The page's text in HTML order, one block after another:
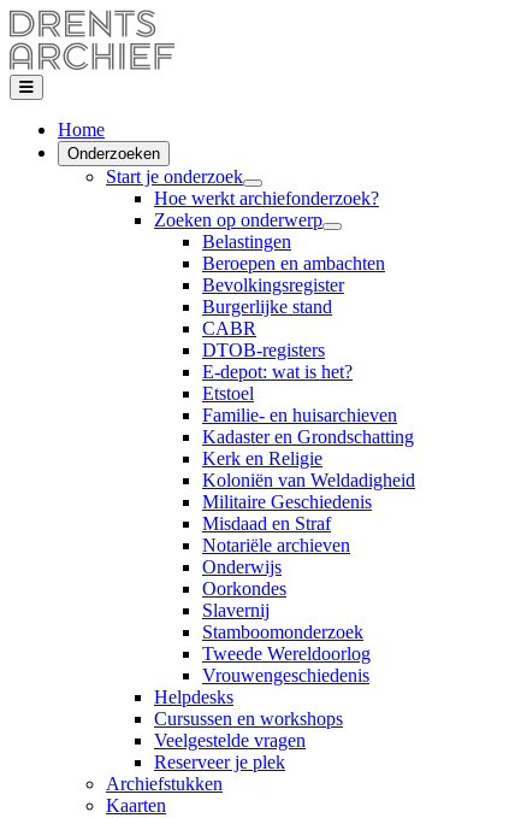
Home
Onderzoeken
Start je onderzoek
Hoe werkt archiefonderzoek?
Zoeken op onderwerp
Belastingen
Beroepen en ambachten
Bevolkingsregister
Burgerlijke stand
CABR
DTOB-registers
E-depot: wat is het?
Etstoel
Familie- en huisarchieven
Kadaster en Grondschatting
Kerk en Religie
Koloniën van Weldadigheid
Militaire Geschiedenis
Misdaad en Straf
Notariële archieven
Onderwijs
Oorkondes
Slavernij
Stamboomonderzoek
Tweede Wereldoorlog
Vrouwengeschiedenis
Helpdesks
Cursussen en workshops
Veelgestelde vragen
Reserveer je plek
Archiefstukken
Kaarten